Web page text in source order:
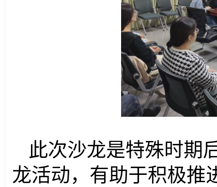
此次沙龙是特殊时期
龙活动，有助于积极推